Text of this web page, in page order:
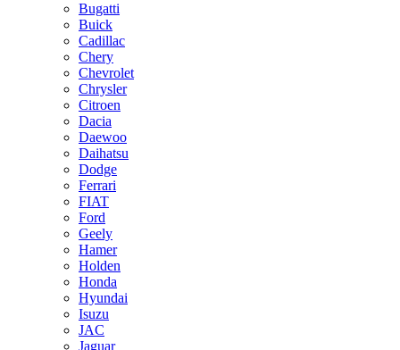
Bugatti
Buick
Cadillac
Chery
Chevrolet
Chrysler
Citroen
Dacia
Daewoo
Daihatsu
Dodge
Ferrari
FIAT
Ford
Geely
Hamer
Holden
Honda
Hyundai
Isuzu
JAC
Jaguar